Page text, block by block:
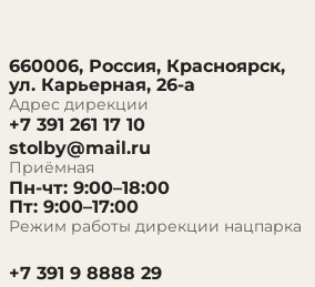
660006, Россия, Красноярск,
ул. Карьерная, 26-а
Адрес дирекции
+7 391 261 17 10
stolby@mail.ru
Приёмная
Пн-чт: 9:00–18:00
Пт: 9:00–17:00
Режим работы дирекции нацпарка
+7 391 9 8888 29